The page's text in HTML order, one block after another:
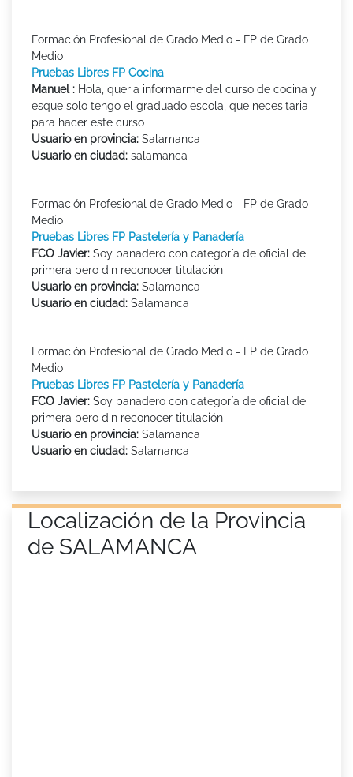
Formación Profesional de Grado Medio - FP de Grado
Medio
Pruebas Libres FP Cocina
Manuel : Hola, queria informarme del curso de cocina y
esque solo tengo el graduado escola, que necesitaria
para hacer este curso
Usuario en provincia: Salamanca
Usuario en ciudad: salamanca
Formación Profesional de Grado Medio - FP de Grado
Medio
Pruebas Libres FP Pastelería y Panadería
FCO Javier: Soy panadero con categoría de oficial de
primera pero din reconocer titulación
Usuario en provincia: Salamanca
Usuario en ciudad: Salamanca
Formación Profesional de Grado Medio - FP de Grado
Medio
Pruebas Libres FP Pastelería y Panadería
FCO Javier: Soy panadero con categoría de oficial de
primera pero din reconocer titulación
Usuario en provincia: Salamanca
Usuario en ciudad: Salamanca
Localización de la Provincia
de SALAMANCA